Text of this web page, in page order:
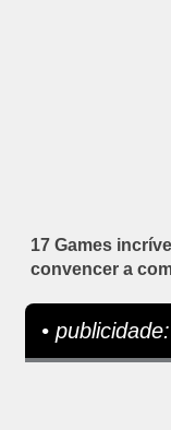
17 Games
convencer a
• publicidade: